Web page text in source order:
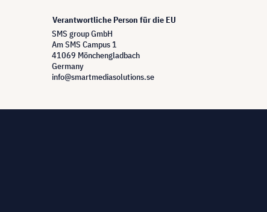
Verantwortliche Person für die EU
SMS group GmbH
Am SMS Campus 1
41069 Mönchengladbach
Germany
info@smartmediasolutions.se